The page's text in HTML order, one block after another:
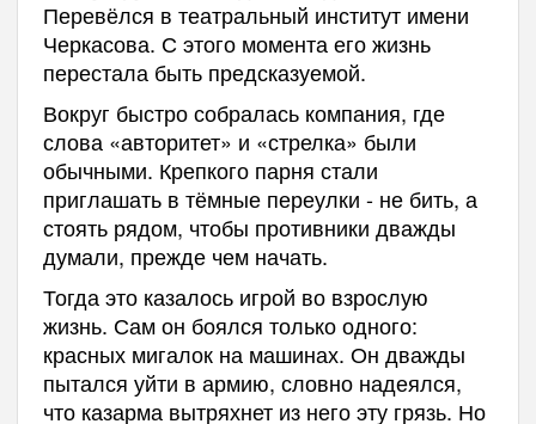
Перевёлся в театральный институт имени
Черкасова. С этого момента его жизнь
перестала быть предсказуемой.
Вокруг быстро собралась компания, где
слова «авторитет» и «стрелка» были
обычными. Крепкого парня стали
приглашать в тёмные переулки - не бить, а
стоять рядом, чтобы противники дважды
думали, прежде чем начать.
Тогда это казалось игрой во взрослую
жизнь. Сам он боялся только одного:
красных мигалок на машинах. Он дважды
пытался уйти в армию, словно надеялся,
что казарма вытряхнет из него эту грязь. Но